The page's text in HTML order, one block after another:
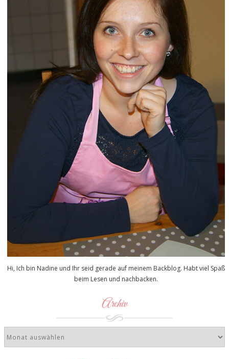
Hi, Ich bin Nadine und Ihr seid gerade auf meinem Backblog. Habt viel Spaß
beim Lesen und nachbacken.
Archiv